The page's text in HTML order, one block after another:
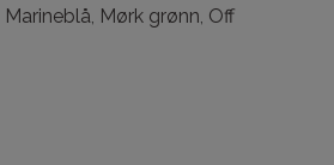
Marineblå, Mørk grønn, Off